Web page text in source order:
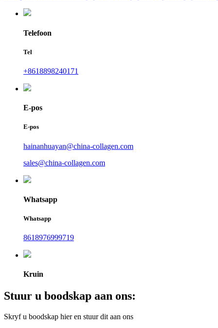
Telefoon
Tel
+8618898240171
E-pos
E-pos
hainanhuayan@china-collagen.com
sales@china-collagen.com
Whatsapp
Whatsapp
8618976999719
Kruin
Stuur u boodskap aan ons:
Skryf u boodskap hier en stuur dit aan ons